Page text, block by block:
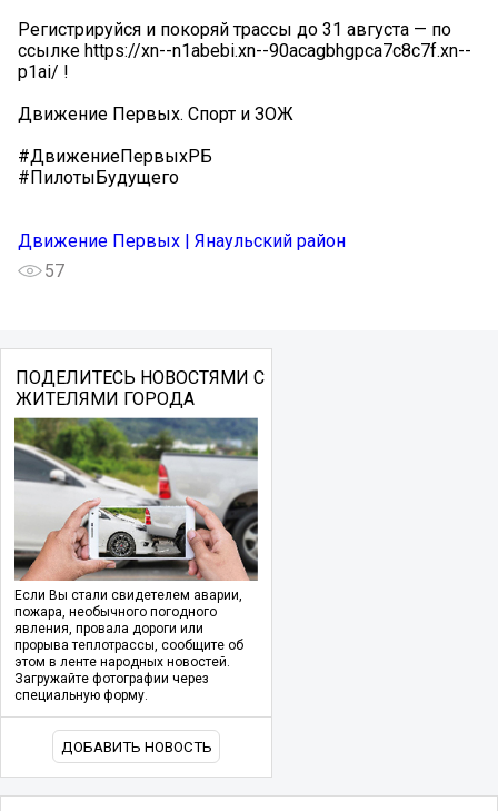
Регистрируйся и покоряй трассы до 31 августа — по
ссылке https://xn--n1abebi.xn--90acagbhgpca7c8c7f.xn--
p1ai/ !
Движение Первых. Спорт и ЗОЖ
#ДвижениеПервыхРБ
#ПилотыБудущего
Движение Первых | Янаульский район
57
ПОДЕЛИТЕСЬ НОВОСТЯМИ С
ЖИТЕЛЯМИ ГОРОДА
Если Вы стали свидетелем аварии,
пожара, необычного погодного
явления, провала дороги или
прорыва теплотрассы, сообщите об
этом в ленте народных новостей.
Загружайте фотографии через
специальную форму.
ДОБАВИТЬ НОВОСТЬ